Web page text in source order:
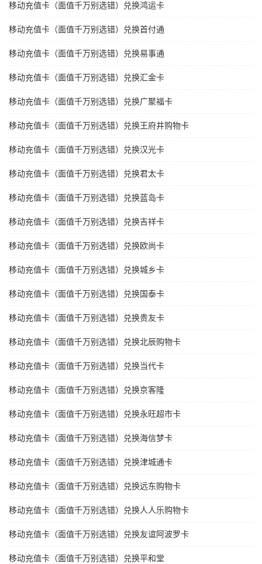
移动充值卡（面值千万别选错）兑换鸿运卡
移动充值卡（面值千万别选错）兑换首付通
移动充值卡（面值千万别选错）兑换易事通
移动充值卡（面值千万别选错）兑换汇金卡
移动充值卡（面值千万别选错）兑换广聚福卡
移动充值卡（面值千万别选错）兑换王府井购物卡
移动充值卡（面值千万别选错）兑换汉光卡
移动充值卡（面值千万别选错）兑换君太卡
移动充值卡（面值千万别选错）兑换蓝岛卡
移动充值卡（面值千万别选错）兑换吉祥卡
移动充值卡（面值千万别选错）兑换欧尚卡
移动充值卡（面值千万别选错）兑换城乡卡
移动充值卡（面值千万别选错）兑换国泰卡
移动充值卡（面值千万别选错）兑换贵友卡
移动充值卡（面值千万别选错）兑换北辰购物卡
移动充值卡（面值千万别选错）兑换当代卡
移动充值卡（面值千万别选错）兑换京客隆
移动充值卡（面值千万别选错）兑换永旺超市卡
移动充值卡（面值千万别选错）兑换海信梦卡
移动充值卡（面值千万别选错）兑换津城通卡
移动充值卡（面值千万别选错）兑换远东购物卡
移动充值卡（面值千万别选错）兑换人人乐购物卡
移动充值卡（面值千万别选错）兑换友谊阿波罗卡
移动充值卡（面值千万别选错）兑换平和堂